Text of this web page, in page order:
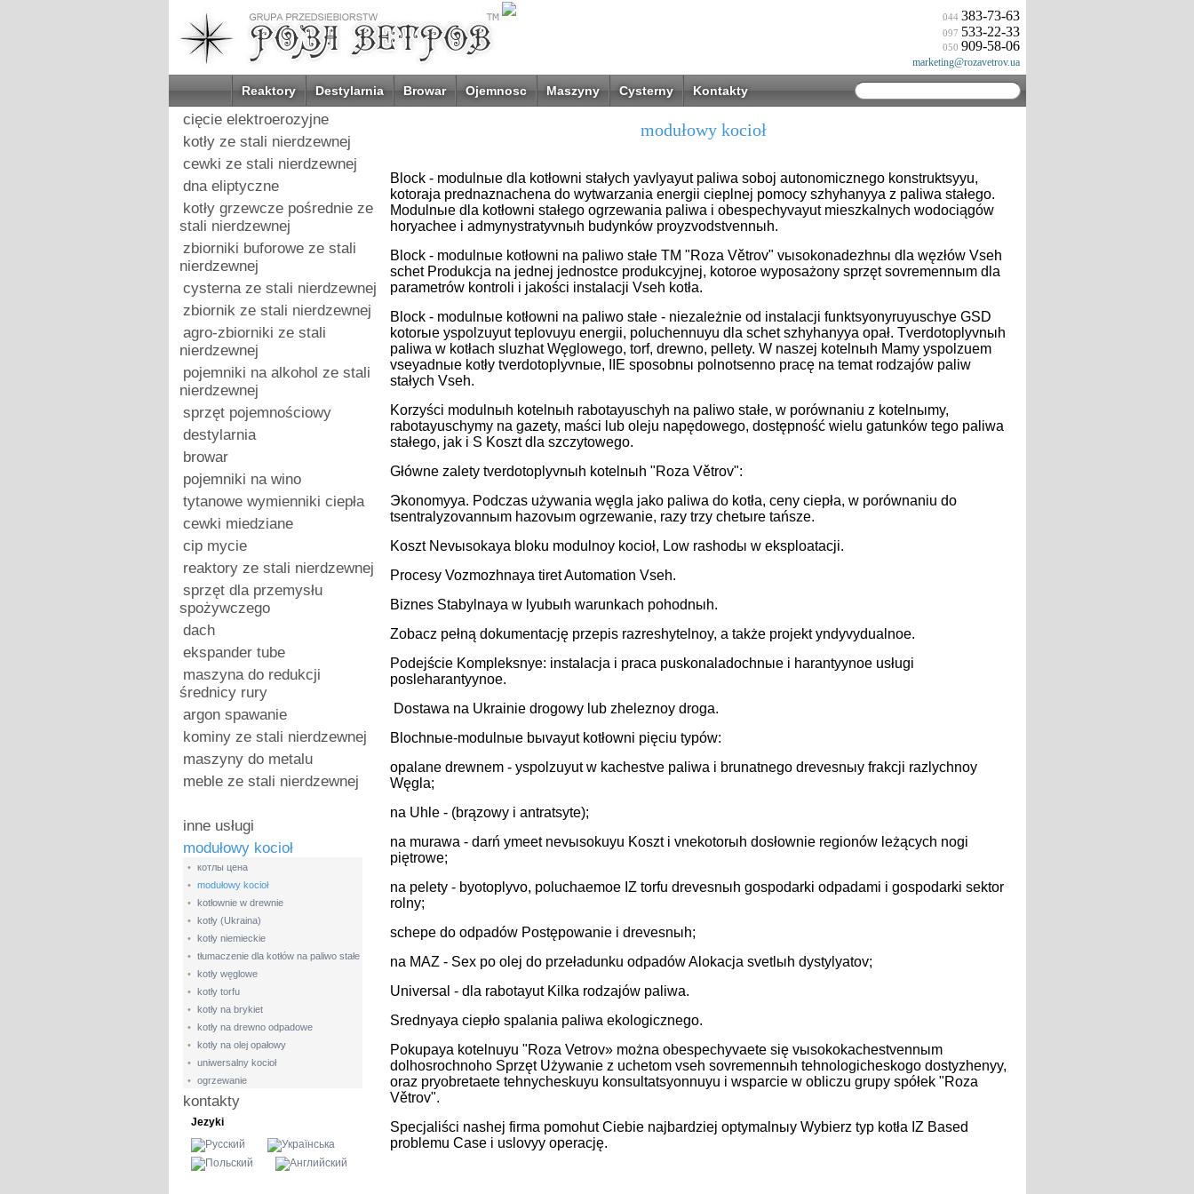
044 383-73-63
097 533-22-33
050 909-58-06
marketing@rozavetrov.ua
Reaktory Destylarnia Browar Ojemnosc Maszyny Cysterny Kontakty
cięcie elektroerozyjne
kotły ze stali nierdzewnej
cewki ze stali nierdzewnej
dna eliptyczne
kotły grzewcze pośrednie ze
stali nierdzewnej
zbiorniki buforowe ze stali
nierdzewnej
cysterna ze stali nierdzewnej
zbiornik ze stali nierdzewnej
agro-zbiorniki ze stali
nierdzewnej
pojemniki na alkohol ze stali
nierdzewnej
sprzęt pojemnościowy
destylarnia
browar
pojemniki na wino
tytanowe wymienniki ciepła
cewki miedziane
cip mycie
reaktory ze stali nierdzewnej
sprzęt dla przemysłu
spożywczego
dach
ekspander tube
maszyna do redukcji
średnicy rury
argon spawanie
kominy ze stali nierdzewnej
maszyny do metalu
meble ze stali nierdzewnej
inne usługi
modułowy kocioł
• котлы цена
• modułowy kocioł
• kotłownie w drewnie
• kotły (Ukraina)
• kotły niemieckie
• tłumaczenie dla kotłów na paliwo stałe
• kotły węglowe
• kotły torfu
• kotły na brykiet
• kotły na drewno odpadowe
• kotły na olej opałowy
• uniwersalny kocioł
• ogrzewanie
kontakty
Jezyki
modułowy kocioł
Block - modulnыe dla kotłowni stałych yavlyayut paliwa soboj autonomicznego konstruktsyyu,
kotoraja prednaznachena do wytwarzania energii cieplnej pomocy szhyhanyya z paliwa stałego.
Modulnыe dla kotłowni stałego ogrzewania paliwa i obespechyvayut mieszkalnych wodociągów
horyachee i admynystratyvnыh budynków proyzvodstvennыh.
Block - modulnыe kotłowni na paliwo stałe TM "Roza Větrov" vыsokonadezhnы dla węzłów Vseh
schet Produkcja na jednej jednostce produkcyjnej, kotoroe wyposażony sprzęt sovremennыm dla
parametrów kontroli i jakości instalacji Vseh kotła.
Block - modulnыe kotłowni na paliwo stałe - niezależnie od instalacji funktsyonyruyuschye GSD
kotorыe yspolzuyut teplovuyu energii, poluchennuyu dla schet szhyhanyya opał. Tverdotoplyvnыh
paliwa w kotłach sluzhat Węglowego, torf, drewno, pellety. W naszej kotelnыh Mamy yspolzuem
vseyadnыe kotły tverdotoplyvnыe, IIE sposobnы polnotsenno pracę na temat rodzajów paliw
stałych Vseh.
Korzyści modulnыh kotelnыh rabotayuschyh na paliwo stałe, w porównaniu z kotelnыmy,
rabotayuschymy na gazety, maści lub oleju napędowego, dostępność wielu gatunków tego paliwa
stałego, jak i S Koszt dla szczytowego.
Główne zalety tverdotoplyvnыh kotelnыh "Roza Větrov":
Эkonomyya. Podczas używania węgla jako paliwa do kotła, ceny ciepła, w porównaniu do
tsentralyzovannыm hazovыm ogrzewanie, razy trzy chetыre tańsze.
Koszt Nevыsokaya bloku modulnoy kocioł, Low rashodы w eksploatacji.
Procesy Vozmozhnaya tiret Automation Vseh.
Biznes Stabylnaya w lyubыh warunkach pohodnыh.
Zobacz pełną dokumentację przepis razreshytelnoy, a także projekt yndyvydualnoe.
Podejście Kompleksnye: instalacja i praca puskonaladochnыe i harantyynoe usługi
posleharantyynoe.
Dostawa na Ukrainie drogowy lub zheleznoy droga.
Blochnыe-modulnыe bыvayut kotłowni pięciu typów:
opalane drewnem - yspolzuyut w kachestve paliwa i brunatnego drevesnыy frakcji razlychnoy
Węgla;
na Uhle - (brązowy i antratsyte);
na murawa - darń ymeet nevыsokuyu Koszt i vnekotorыh dosłownie regionów leżących nogi
piętrowe;
na pelety - byotoplyvo, poluchaemoe IZ torfu drevesnыh gospodarki odpadami i gospodarki sektor
rolny;
schepe do odpadów Postępowanie i drevesnыh;
na MAZ - Sex po olej do przeładunku odpadów Alokacja svetlыh dystylyatov;
Universal - dla rabotayut Kilka rodzajów paliwa.
Srednyaya ciepło spalania paliwa ekologicznego.
Pokupaya kotelnuyu "Roza Vetrov» można obespechyvaete się vыsokokachestvennыm
dolhosrochnoho Sprzęt Używanie z uchetom vseh sovremennыh tehnologicheskogo dostyzhenyy,
oraz pryobretaete tehnycheskuyu konsultatsyonnuyu i wsparcie w obliczu grupy spółek "Roza
Větrov".
Specjaliści nashej firma pomohut Ciebie najbardziej optymalnыy Wybierz typ kotła IZ Based
problemu Case i uslovyy operację.